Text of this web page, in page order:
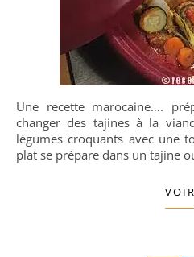
Une recette marocaine…. préparée à ma façon ! Pour
changer des tajines à la
légumes croquants avec une
plat se prépare dans un tajine
VOIR